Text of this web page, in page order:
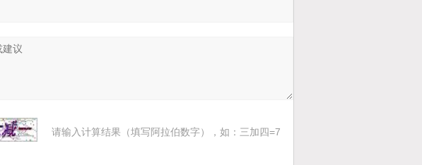
请输入计算结果（填写阿拉伯数字），如：三加四=7